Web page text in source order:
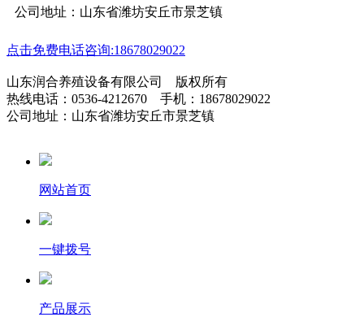
公司地址：山东省潍坊安丘市景芝镇
点击免费电话咨询:18678029022
山东润合养殖设备有限公司 版权所有
热线电话：0536-4212670 手机：18678029022
公司地址：山东省潍坊安丘市景芝镇
网站首页
一键拨号
产品展示